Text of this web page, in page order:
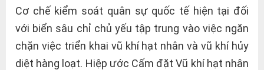
Cơ chế kiểm soát quân sự quốc tế hiện tại đối
với biển sâu chỉ chủ yếu tập trung vào việc ngăn
chặn việc triển khai vũ khí hạt nhân và vũ khí hủy
diệt hàng loạt. Hiệp ước Cấm đặt Vũ khí hạt nhân